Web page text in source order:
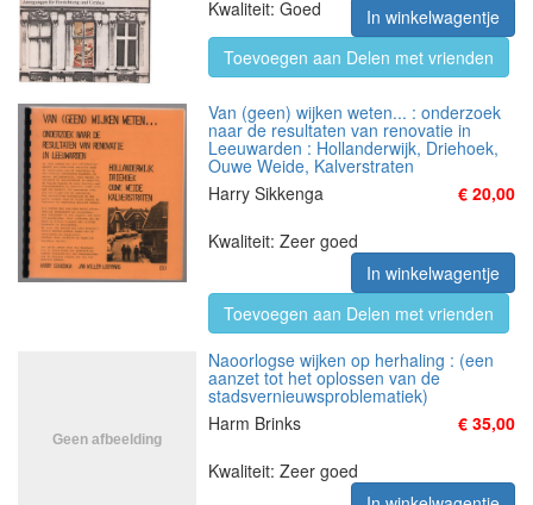
Kwaliteit: Goed
In winkelwagentje
Toevoegen aan Delen met vrienden
Van (geen) wijken weten... : onderzoek
naar de resultaten van renovatie in
Leeuwarden : Hollanderwijk, Driehoek,
Ouwe Weide, Kalverstraten
Harry Sikkenga
€ 20,00
Kwaliteit: Zeer goed
In winkelwagentje
Toevoegen aan Delen met vrienden
Naoorlogse wijken op herhaling : (een
aanzet tot het oplossen van de
stadsvernieuwsproblematiek)
Harm Brinks
€ 35,00
Kwaliteit: Zeer goed